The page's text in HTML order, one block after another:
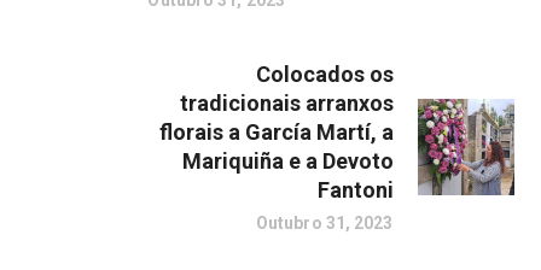
Colocados os
tradicionais arranxos
florais a García Martí, a
Mariquiña e a Devoto
Fantoni
Outubro 31, 2023